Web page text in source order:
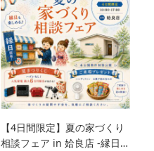
【4日間限定】夏の家づくり
相談フェア in 姶良店 -縁日も